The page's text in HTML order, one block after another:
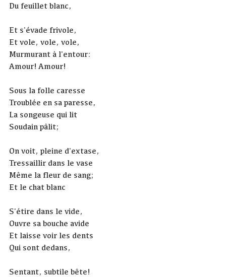
Du feuillet blanc,
Et s'évade frivole,
Et vole, vole, vole,
Murmurant à l'entour:
Amour! Amour!
Sous la folle caresse
Troublée en sa paresse,
La songeuse qui lit
Soudain pâlit;
On voit, pleine d'extase,
Tressaillir dans le vase
Même la fleur de sang;
Et le chat blanc
S'étire dans le vide,
Ouvre sa bouche avide
Et laisse voir les dents
Qui sont dedans,
Sentant, subtile bête!